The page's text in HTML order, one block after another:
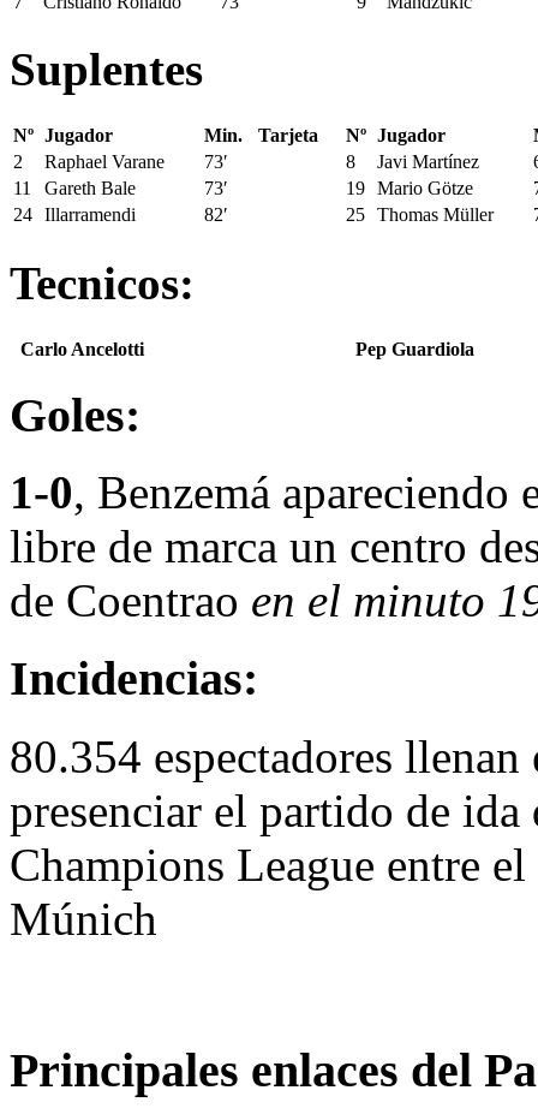
Suplentes
Nº Jugador Min. Tarjeta Nº Jugador
2
Raphael Varane 73′ 8 Javi Martínez
11
Gareth Bale 73′ 19 Mario Götze
24 Illarramendi 82′ 25 Thomas Müller
Tecnicos:
Carlo Ancelotti Pep Guardiola
Goles:
1-0, Benzemá apareciendo
libre de marca un centro
de Coentrao en el minuto
Incidencias:
80.354 espectadores
presenciar el partido de
Champions League entre
Múnich
Principales enlaces del